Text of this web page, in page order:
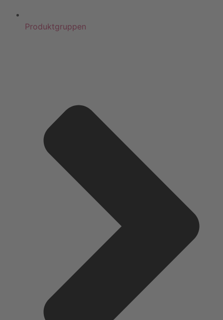
Produktgruppen